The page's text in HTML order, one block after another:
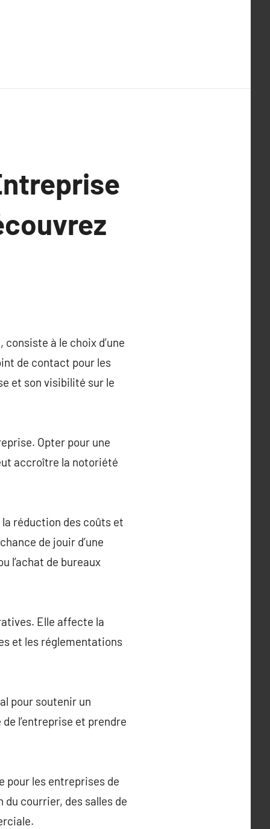
à le choix d’une
de contact pour les
et son visibilité sur le
Opter pour une
accroître la notoriété
réduction des coûts et
de jouir d’une
l’achat de bureaux
Elle affecte la
et les réglementations
pour soutenir un
l’entreprise et prendre
pour les entreprises de
courrier, des salles de